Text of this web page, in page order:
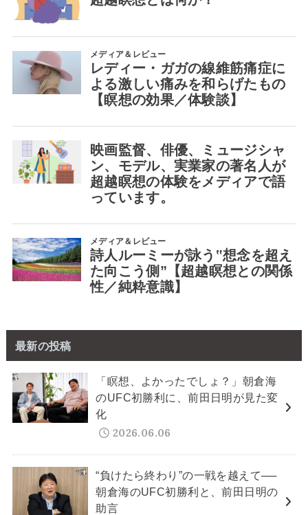
最新の投稿
「瞑想、よかったでしょ？」朝倉海
のUFC初勝利に、前田日明が見た変
化
2026.06.06
“負けたら終わり”の一戦を越えて──
朝倉海のUFC初勝利と、前田日明の
助言